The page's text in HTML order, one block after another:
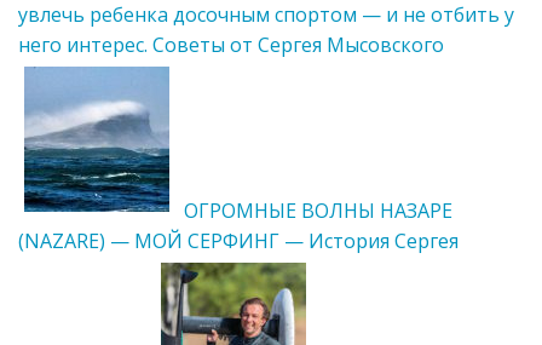
увлечь ребенка досочным спортом — и не отбить у
него интерес. Советы от Сергея Мысовского
ОГРОМНЫЕ ВОЛНЫ НАЗАРЕ
(NAZARE) — МОЙ СЕРФИНГ — История Сергея